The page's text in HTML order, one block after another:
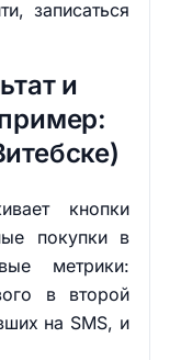
записаться
и
кнопки
покупки в
метрики:
в второй
на SMS, и